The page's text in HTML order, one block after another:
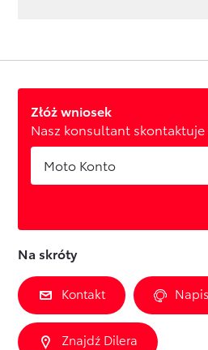
Złóż wniosek
Nasz konsultant skontaktuje
Moto Konto
Na skróty
Kontakt
Znajdź Dilera